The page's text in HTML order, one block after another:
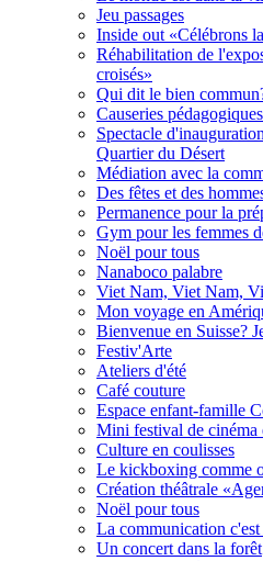
Jeu passages
Inside out «Célébrons
Réhabilitation de
croisés»
Qui dit le bien
Causeries
Spectacle
Quartier du Désert
Médiation avec la
Des fêtes et des
Permanence pour la
Gym pour les femmes
Noël pour tous
Nanaboco palabre
Viet Nam, Viet Nam,
Mon voyage en
Bienvenue en Suisse?
Festiv'Arte
Ateliers d'été
Café couture
Espace enfant-famille
Mini festival de cinéma
Culture en coulisses
Le kickboxing comme
Création théâtrale
Noël pour tous
La communication
Un concert dans la forêt